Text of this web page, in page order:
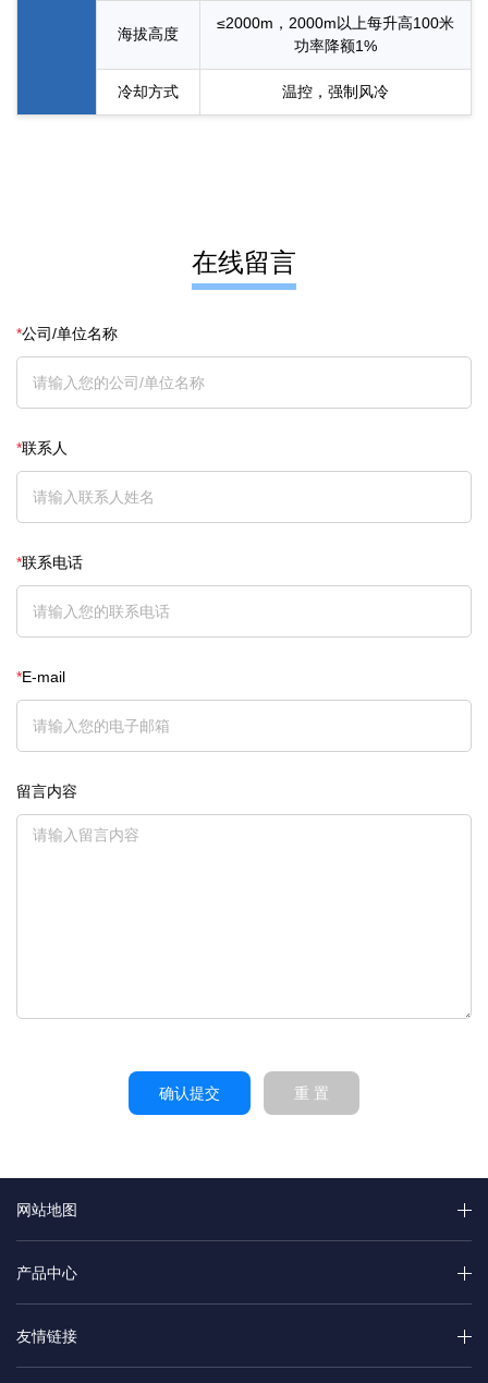
海拔高度
≤2000m，2000m以上每升高100米
功率降额1%
冷却方式 温控，强制风冷
在线留言
*公司/单位名称
*联系人
*联系电话
*E-mail
留言内容
确认提交 重 置
网站地图
产品中心
友情链接